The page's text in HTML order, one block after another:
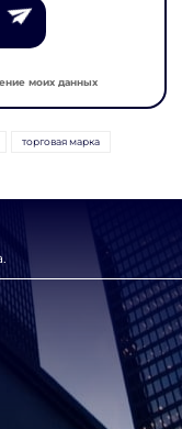
моих данных
торговая марка